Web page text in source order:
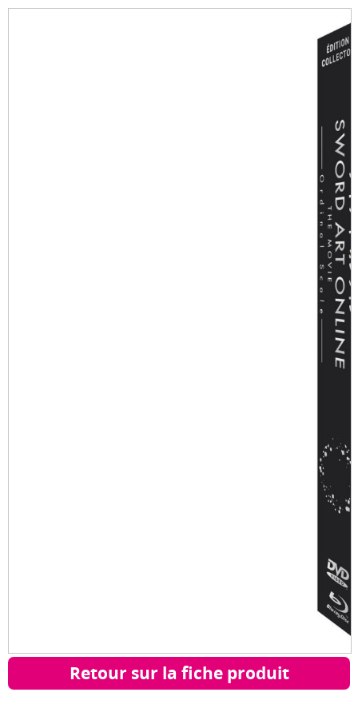
Retour sur la fiche produit